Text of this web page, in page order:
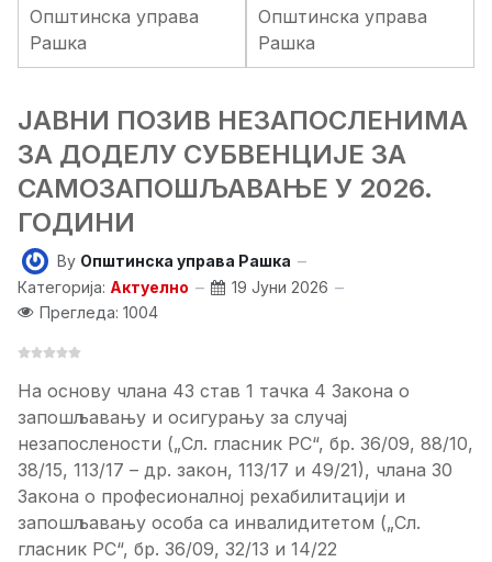
Општинска управа
Рашка
Општинска управа
Рашка
ЈАВНИ ПОЗИВ НЕЗАПОСЛЕНИМА
ЗА ДОДЕЛУ СУБВЕНЦИЈЕ ЗА
САМОЗАПОШЉАВАЊЕ У 2026.
ГОДИНИ
By Општинска управа Рашка
Категорија: Актуелно
19 Јуни 2026
Прегледа: 1004
На основу члана 43 став 1 тачка 4 Закона о
запошљавању и осигурању за случај
незапослености („Сл. гласник РС“, бр. 36/09, 88/10,
38/15, 113/17 – др. закон, 113/17 и 49/21), члана 30
Закона о професионалној рехабилитацији и
запошљавању особа са инвалидитетом („Сл.
гласник РС“, бр. 36/09, 32/13 и 14/22